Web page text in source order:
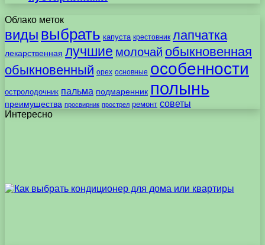
Облако меток
виды выбрать капуста крестовник лапчатка
лекарственная лучшие молочай обыкновенная
обыкновенный орех основные особенности
остролодочник пальма подмаренник полынь
преимущества просвирник прострел ремонт советы
Интересно